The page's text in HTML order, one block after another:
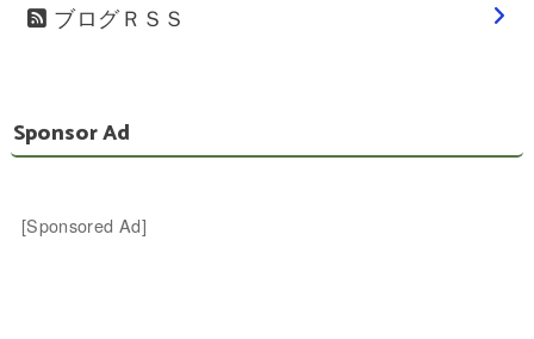
ブログＲＳＳ
Sponsor Ad
[Sponsored Ad]